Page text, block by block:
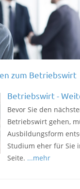
zum Betriebswirt
Betriebswirt -
Bevor Sie den
Betriebswirt gehen,
Ausbildungsform
Studium eher für Sie
Seite. ...mehr